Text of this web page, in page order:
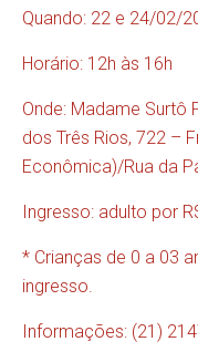
Quando: 22 e 24/02/
Horário: 12h às 16h
Onde: Madame Surtô
dos Três Rios, 722 –
Econômica)/Rua da
Ingresso: adulto por
* Crianças de 0 a 03
ingresso.
Informações: (21)